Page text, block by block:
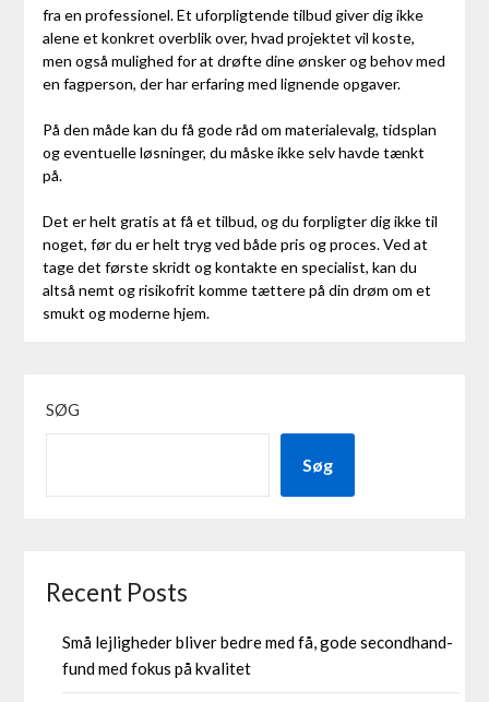
fra en professionel. Et uforpligtende tilbud giver dig ikke
alene et konkret overblik over, hvad projektet vil koste,
men også mulighed for at drøfte dine ønsker og behov med
en fagperson, der har erfaring med lignende opgaver.
På den måde kan du få gode råd om materialevalg, tidsplan
og eventuelle løsninger, du måske ikke selv havde tænkt
på.
Det er helt gratis at få et tilbud, og du forpligter dig ikke til
noget, før du er helt tryg ved både pris og proces. Ved at
tage det første skridt og kontakte en specialist, kan du
altså nemt og risikofrit komme tættere på din drøm om et
smukt og moderne hjem.
SØG
Søg
Recent Posts
Små lejligheder bliver bedre med få, gode secondhand-
fund med fokus på kvalitet